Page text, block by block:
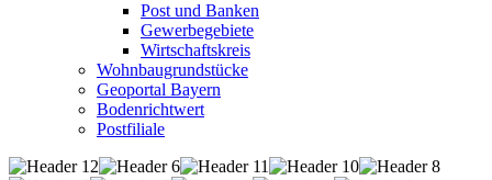
Post und Banken
Gewerbegebiete
Wirtschaftskreis
Wohnbaugrundstücke
Geoportal Bayern
Bodenrichtwert
Postfiliale